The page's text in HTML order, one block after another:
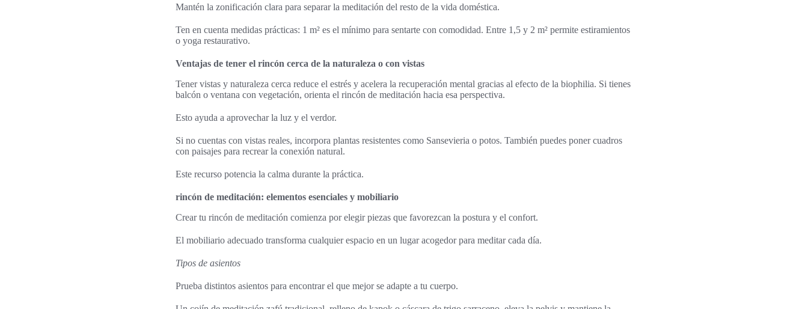
Mantén la zonificación clara para separar la meditación del resto de la vida doméstica.
Ten en cuenta medidas prácticas: 1 m² es el mínimo para sentarte con comodidad. Entre 1,5 y 2 m² permite estiramientos
o yoga restaurativo.
Ventajas de tener el rincón cerca de la naturaleza o con vistas
Tener vistas y naturaleza cerca reduce el estrés y acelera la recuperación mental gracias al efecto de la biophilia. Si tienes
balcón o ventana con vegetación, orienta el rincón de meditación hacia esa perspectiva.
Esto ayuda a aprovechar la luz y el verdor.
Si no cuentas con vistas reales, incorpora plantas resistentes como Sansevieria o potos. También puedes poner cuadros
con paisajes para recrear la conexión natural.
Este recurso potencia la calma durante la práctica.
rincón de meditación: elementos esenciales y mobiliario
Crear tu rincón de meditación comienza por elegir piezas que favorezcan la postura y el confort.
El mobiliario adecuado transforma cualquier espacio en un lugar acogedor para meditar cada día.
Tipos de asientos
Prueba distintos asientos para encontrar el que mejor se adapte a tu cuerpo.